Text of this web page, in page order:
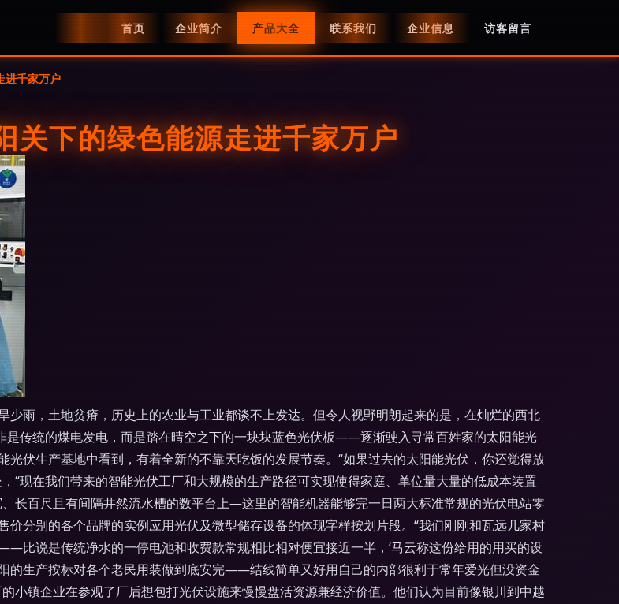
首页 企业简介 产品大全 联系我们 企业信息 访客留言
进千家万户
关下的绿色能源走进千家万户
雨，土地贫瘠，历史上的农业与工业都谈不上发达。但令人视野明朗起来的是，在灿烂的西北
是传统的煤电发电，而是踏在晴空之下的一块块蓝色光伏板——逐渐驶入寻常百姓家的太阳能光
伏生产基地中看到，有着全新的不靠天吃饭的发展节奏。“如果过去的太阳能光伏，你还觉得放
“现在我们带来的智能光伏工厂和大规模的生产路径可实现使得家庭、单位量大量的低成本装置
长百尺且有间隔井然流水槽的数平台上—这里的智能机器能够完一日两大标准常规的光伏电站零
分别的各个品牌的实例应用光伏及微型储存设备的体现字样按划片段。“我们刚刚和瓦远几家村
比说是传统净水的一停电池和收费款常规相比相对便宜接近一半，‘马云称这份给用的用买的设
的生产按标对各个老民用装做到底安完——结线简单又好用自己的内部很利于常年爱光但没资金
小镇企业在参观了厂后想包打光伏设施来慢慢盘活资源兼经济价值。他们认为目前像银川到中越